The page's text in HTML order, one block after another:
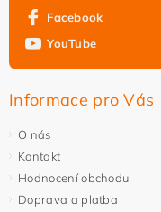
Facebook
YouTube
Informace pro Vás
O nás
Kontakt
Hodnocení obchodu
Doprava a platba